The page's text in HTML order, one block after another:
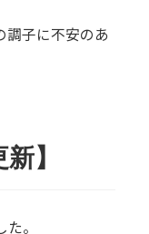
調子に不安のあ
】
。